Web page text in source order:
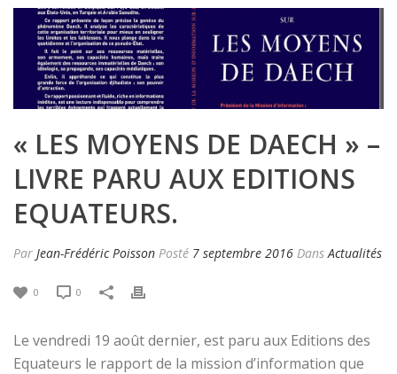
« LES MOYENS DE DAECH » –
LIVRE PARU AUX EDITIONS
EQUATEURS.
Par Jean-Frédéric Poisson Posté 7 septembre 2016 DansActualités
0 0
Le vendredi 19 août dernier, est paru aux Editions des
Equateurs le rapport de la mission d’information que